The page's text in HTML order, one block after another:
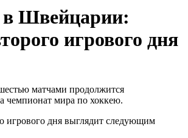
Швейцарии:
игрового дня
матчами продолжится
чемпионат мира по хоккею.
игрового дня выглядит следующим